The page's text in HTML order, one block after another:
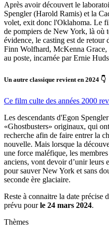
Après avoir découvert le
Spengler (Harold Ramis) et la
volet, exit donc l'Oklahoma. Le
de pompiers de New York, là où
évidence, le casting est de retour
Finn Wolfhard, McKenna
au poste, incarnée par Ernie
Un autre classique revient en 2024 👇
Ce film culte des années 2000
Les descendants d'Egon
«Ghostbusters» originaux, qui
recherche afin de faire entrer la
nouvelle. Mais lorsque la
une force maléfique, les
anciens, vont devoir d’unir leurs
pour sauver New York et sans
seconde ère glaciaire.
Reste à connaitre la date précise
prévu pourle 24 mars 2024.
Thèmes